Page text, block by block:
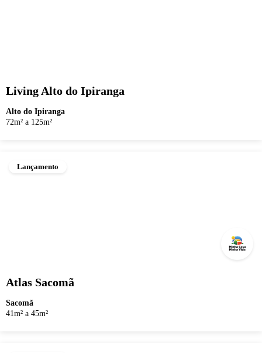
Living Alto do Ipiranga
Alto do Ipiranga
72m² a 125m²
Lançamento
Atlas Sacomã
Sacomã
41m² a 45m²